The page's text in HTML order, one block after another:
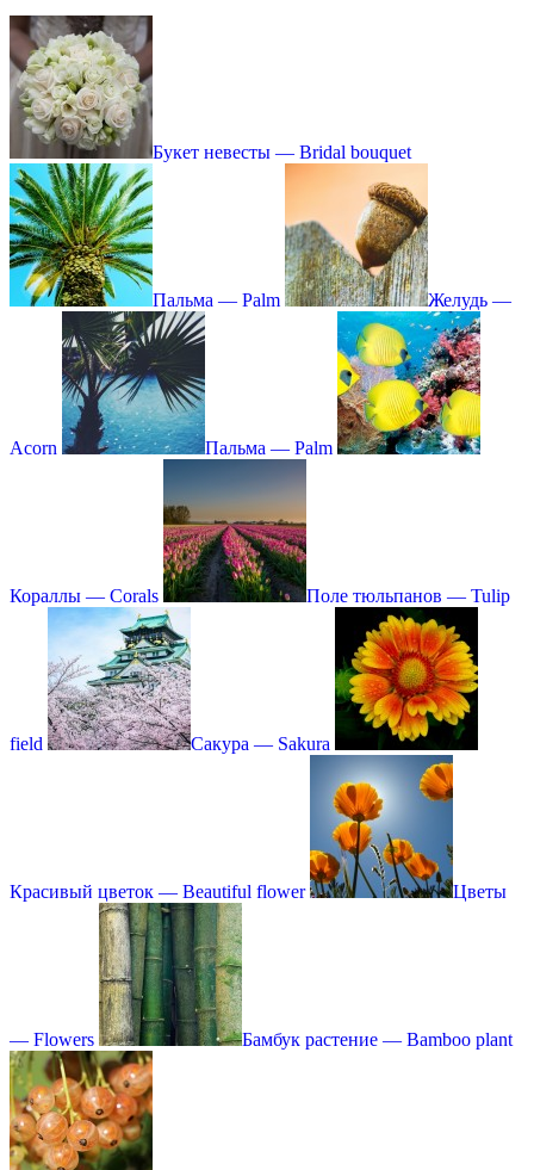
Букет невесты — Bridal bouquet
Пальма — Palm Желудь —
Acorn Пальма — Palm
Кораллы — Corals Поле тюльпанов — Tulip
field Сакура — Sakura
Красивый цветок — Beautiful flower Цветы
— Flowers Бамбук растение — Bamboo plant